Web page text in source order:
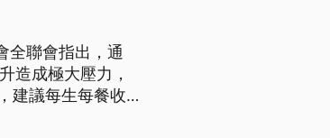
全聯會指出，通
造成極大壓力，
建議每生每餐收